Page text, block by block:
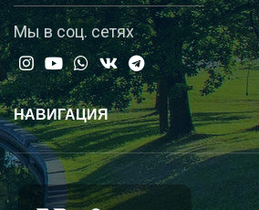
Мы в соц. сетях
НАВИГАЦИЯ